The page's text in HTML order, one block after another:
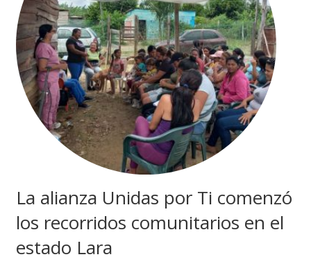
La alianza Unidas por Ti comenzó
los recorridos comunitarios en el
estado Lara